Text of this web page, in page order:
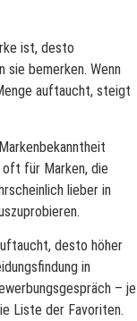
ist, desto
sie bemerken. Wenn
auftaucht, steigt
für Marken, die
lieber in
desto höher
in
– je
Liste der Favoriten.